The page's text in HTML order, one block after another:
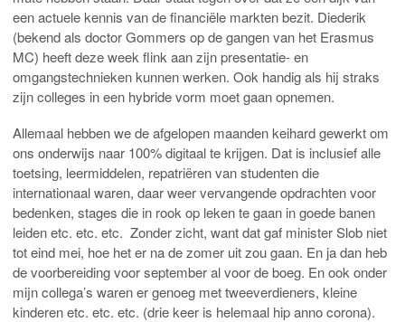
een actuele kennis van de financiële markten bezit. Diederik
(bekend als doctor Gommers op de gangen van het Erasmus
MC) heeft deze week flink aan zijn presentatie- en
omgangstechnieken kunnen werken. Ook handig als hij straks
zijn colleges in een hybride vorm moet gaan opnemen.
Allemaal hebben we de afgelopen maanden keihard gewerkt om
ons onderwijs naar 100% digitaal te krijgen. Dat is inclusief alle
toetsing, leermiddelen, repatriëren van studenten die
internationaal waren, daar weer vervangende opdrachten voor
bedenken, stages die in rook op leken te gaan in goede banen
leiden etc. etc. etc. Zonder zicht, want dat gaf minister Slob niet
tot eind mei, hoe het er na de zomer uit zou gaan. En ja dan heb
de voorbereiding voor september al voor de boeg. En ook onder
mijn collega’s waren er genoeg met tweeverdieners, kleine
kinderen etc. etc. etc. (drie keer is helemaal hip anno corona).